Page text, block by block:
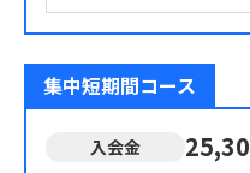
集中短期間コース
入会金